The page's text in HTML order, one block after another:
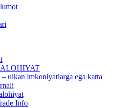
– ulkan imkoniyatlarga ega katta
Info